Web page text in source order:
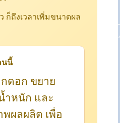
ก็ถึงเวลาเพิ่มขนาดผล
นนี้
ดอก ขยาย
ำหนัก และ
ผลผลิต เพื่อ